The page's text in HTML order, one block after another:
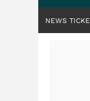
NEWS